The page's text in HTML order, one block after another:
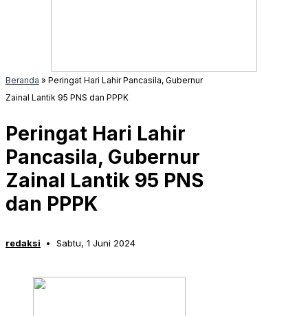
Beranda » Peringat Hari Lahir Pancasila, Gubernur
Zainal Lantik 95 PNS dan PPPK
Peringat Hari Lahir
Pancasila, Gubernur
Zainal Lantik 95 PNS
dan PPPK
redaksi Sabtu, 1 Juni 2024